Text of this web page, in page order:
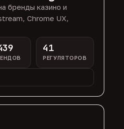
бренды казино и
Chrome UX,
41
РЕГУЛЯТОРОВ